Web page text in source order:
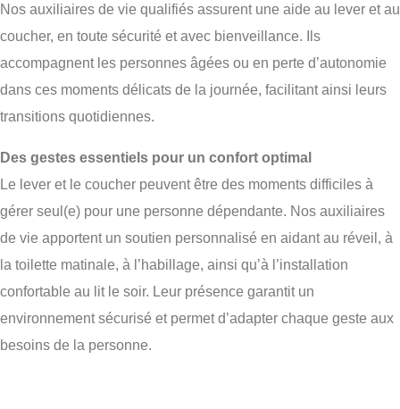
Nos auxiliaires de vie qualifiés assurent une aide au lever et au
coucher, en toute sécurité et avec bienveillance. Ils
accompagnent les personnes âgées ou en perte d’autonomie
dans ces moments délicats de la journée, facilitant ainsi leurs
transitions quotidiennes.
Des gestes essentiels pour un confort optimal
Le lever et le coucher peuvent être des moments difficiles à
gérer seul(e) pour une personne dépendante. Nos auxiliaires
de vie apportent un soutien personnalisé en aidant au réveil, à
la toilette matinale, à l’habillage, ainsi qu’à l’installation
confortable au lit le soir. Leur présence garantit un
environnement sécurisé et permet d’adapter chaque geste aux
besoins de la personne.